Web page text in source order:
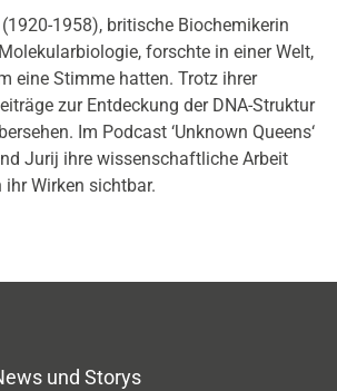
1958), britische Biochemikerin
forschte in einer Welt,
eine Stimme hatten. Trotz ihrer
zur Entdeckung der DNA-Struktur
Im Podcast ‘Unknown Queens‘
Jurij ihre wissenschaftliche Arbeit
Wirken sichtbar.
und Storys